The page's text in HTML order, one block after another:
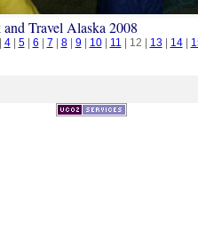
Travel Alaska 2008
4| 5| 6 7 8| 9| 10| 11 | 12 | 13| 14|